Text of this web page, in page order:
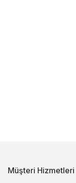
Müşteri Hizmetleri